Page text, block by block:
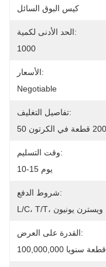
كيس البوق السائل
الحد الأدنى لكمية:
1000
الأسعار:
Negotiable
تفاصيل التغليف:
وقت التسليم:
10-15 يوم
شروط الدفع:
L/C، T/T، ويسترن يونيون
القدرة على العرض:
100,000,000 قطعة سنويا